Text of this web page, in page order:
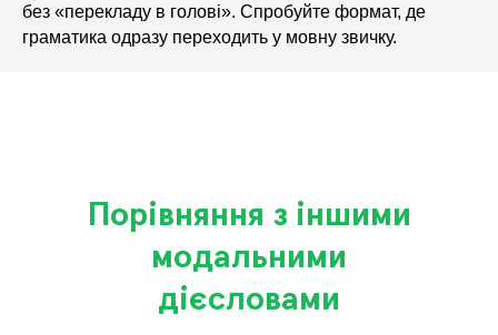
без «перекладу в голові». Спробуйте формат, де
граматика одразу переходить у мовну звичку.
Порівняння з іншими
модальними
дієсловами